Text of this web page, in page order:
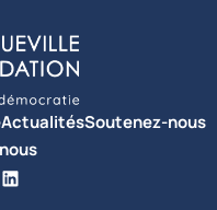
ActualitésSoutenez-nous